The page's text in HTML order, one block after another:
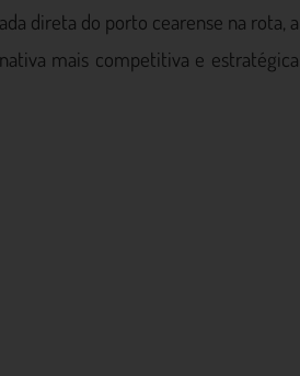
direta do porto cearense na rota, a
mais competitiva e estratégica